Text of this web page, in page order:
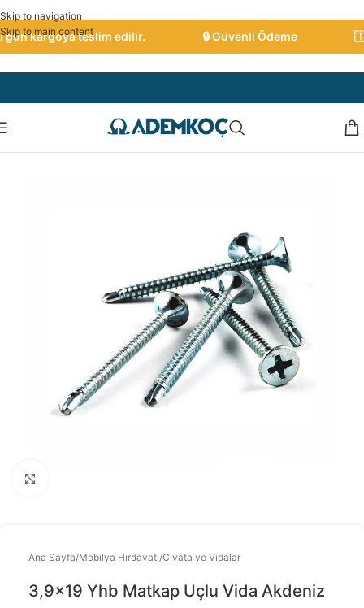
Skip to navigation
Skip to main content
kargoya teslim edilir. 🔒 Güvenli Ödeme
Ana Sayfa/Mobilya Hırdavatı/Civata ve Vidalar
3,9×19 Yhb Matkap Uçlu Vida Akdeniz